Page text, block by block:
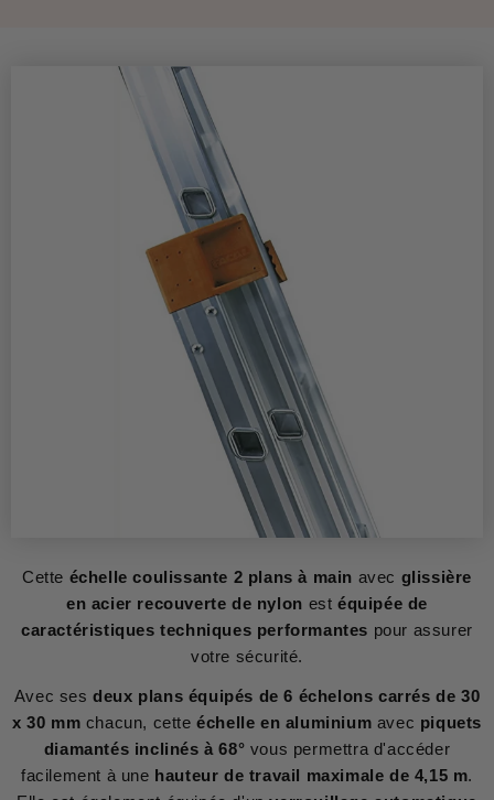
Cette échelle coulissante 2 plans à main avec glissière
en acier recouverte de nylon est équipée de
caractéristiques techniques performantes pour assurer
votre sécurité.
Avec sesdeux plans équipés de 6 échelons carrés de 30
x 30 mm chacun, cetteéchelle en aluminium avec piquets
diamantés inclinés à 68° vous permettra d'accéder
facilement à une hauteur de travail maximale de 4,15 m.